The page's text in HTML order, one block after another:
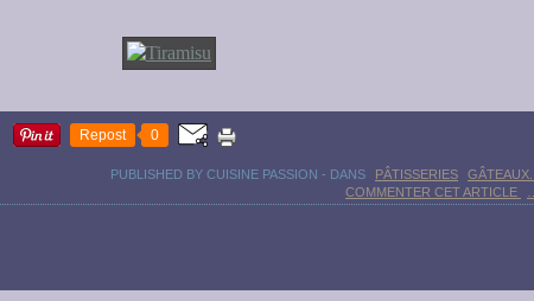
Repost 0
PUBLISHED BY CUISINE PASSION - DANS PÂTISSERIES
GÂTEAUX...
COMMENTER CET ARTICLE